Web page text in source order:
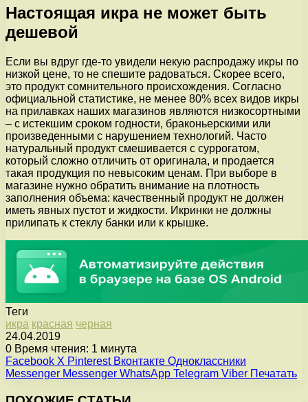
Настоящая икра не может быть
дешевой
Если вы вдруг где-то увидели некую распродажу икры по
низкой цене, то не спешите радоваться. Скорее всего,
это продукт сомнительного происхождения. Согласно
официальной статистике, не менее 80% всех видов икры
на прилавках наших магазинов являются низкосортными
– с истекшим сроком годности, браконьерскими или
произведенными с нарушением технологий. Часто
натуральный продукт смешивается с суррогатом,
который сложно отличить от оригинала, и продается
такая продукция по невысоким ценам. При выборе в
магазине нужно обратить внимание на плотность
заполнения объема: качественный продукт не должен
иметь явных пустот и жидкости. Икринки не должны
прилипать к стеклу банки или к крышке.
Теги
икра красная черная
24.04.2019
0 Время чтения: 1 минута
Facebook X Pinterest Вконтакте Одноклассники
Messenger Messenger WhatsApp Telegram Viber Печатать